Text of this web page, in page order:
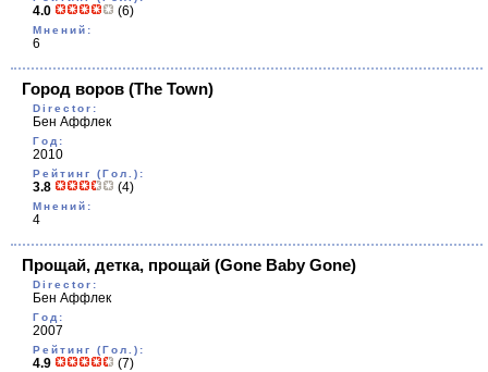
4.0 (6)
Мнений:
6
Город воров (The Town)
Director:
Бен Аффлек
Год:
2010
Рейтинг (Гол.):
3.8 (4)
Мнений:
4
Прощай, детка, прощай (Gone Baby Gone)
Director:
Бен Аффлек
Год:
2007
Рейтинг (Гол.):
4.9 (7)